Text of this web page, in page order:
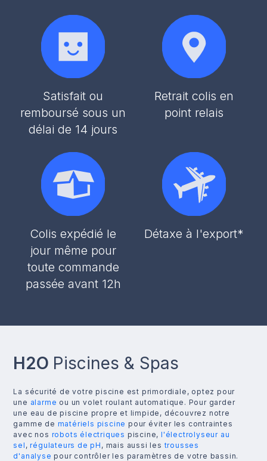
Satisfait ou
remboursé sous un
délai de 14 jours
Retrait colis en
point relais
Colis expédié le
jour même pour
toute commande
passée avant 12h
Détaxe à l'export*
H2O Piscines & Spas
La sécurité de votre piscine est primordiale, optez pour
une alarme ou un volet roulant automatique. Pour garder
une eau de piscine propre et limpide, découvrez notre
gamme de matériels piscine pour éviter les contraintes
avec nos robots électriques piscine, l'électrolyseur au
sel ,régulateurs de pH , mais aussi lestrousses
d'analyse pour contrôler les paramètres de votre bassin.